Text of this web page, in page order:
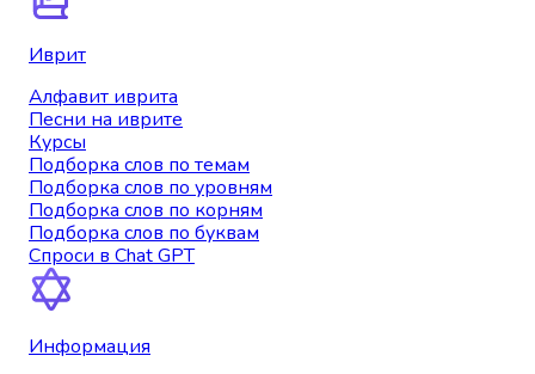
Иврит
Алфавит иврита
Песни на иврите
Курсы
Подборка слов по темам
Подборка слов по уровням
Подборка слов по корням
Подборка слов по буквам
Спроси в Chat GPT
Информация